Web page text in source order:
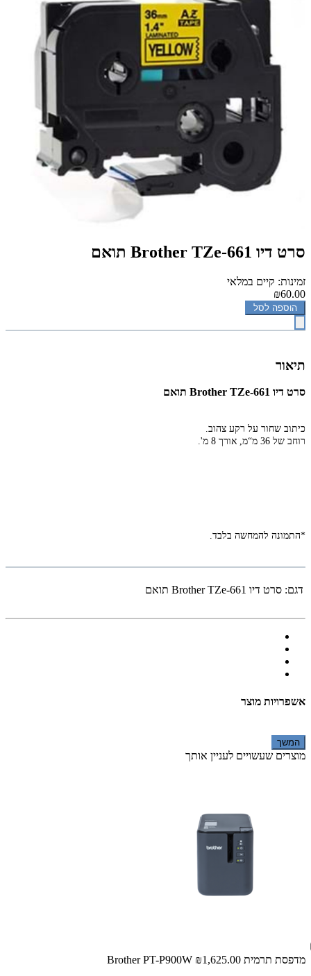
סרט דיו Brother TZe-661 תואם
זמינות: קיים במלאי
₪60.00
הוספה לסל
תיאור
סרט דיו Brother TZe-661 תואם
כיתוב שחור על רקע צהוב.
רוחב של 36 מ“מ,
אורך 8 מ'.
*התמונה להמחשה בלבד.
דגם: סרט דיו Brother TZe-661 תואם
אשפרויות מוצר
המשך
מוצרים שעשויים לעניין אותך
מדפסת ‏תרמית Brother PT-P900W ₪1,625.00